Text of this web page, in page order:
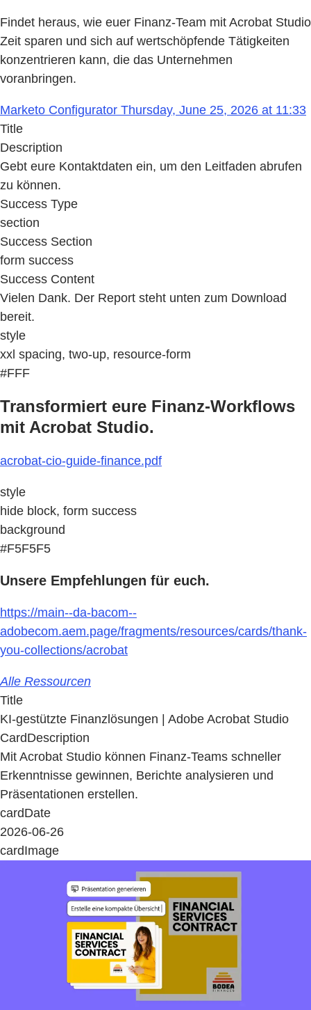
Findet heraus, wie euer Finanz-Team mit Acrobat Studio
Zeit sparen und sich auf wertschöpfende Tätigkeiten
konzentrieren kann, die das Unternehmen
voranbringen.
Marketo Configurator Thursday, June 25, 2026 at 11:33
Title
Description
Gebt eure Kontaktdaten ein, um den Leitfaden abrufen
zu können.
Success Type
section
Success Section
form success
Success Content
Vielen Dank. Der Report steht unten zum Download
bereit.
style
xxl spacing, two-up, resource-form
#FFF
Transformiert eure Finanz-Workflows
mit Acrobat Studio.
acrobat-cio-guide-finance.pdf
style
hide block, form success
background
#F5F5F5
Unsere Empfehlungen für euch.
https://main--da-bacom--
adobecom.aem.page/fragments/resources/cards/thank-
you-collections/acrobat
Alle Ressourcen
Title
KI-gestützte Finanzlösungen | Adobe Acrobat Studio
CardDescription
Mit Acrobat Studio können Finanz-Teams schneller
Erkenntnisse gewinnen, Berichte analysieren und
Präsentationen erstellen.
cardDate
2026-06-26
cardImage